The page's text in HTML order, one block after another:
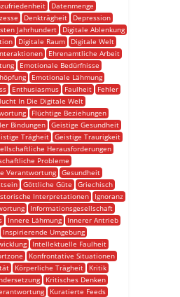
Datenmenge
Denkträgheit
Depression
Jahrhundert
Digitale Ablenkung
Digitale Raum
Digitale Welt
Ehrenamtliche Arbeit
Emotionale Bedürfnisse
Emotionale Lähmung
Enthusiasmus Faulheit
Fehler
In Die Digitale Welt
Flüchtige Beziehungen
Bindungen Geistige Gesundheit
Trägheit
Geistige Traurigkeit
Herausforderungen
Probleme
Verantwortung
Gesundheit
Göttliche Güte
Griechisch
Interpretationen
Ignoranz
Informationsgesellschaft
Innere Lähmung
Innerer Antrieb
Inspirierende Umgebung
Intellektuelle Faulheit
Konfrontative Situationen
Körperliche Trägheit
Kritik
Kritisches Denken
Kuratierte Feeds